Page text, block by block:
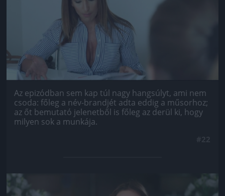
Az epizódban sem kap túl nagy hangsúlyt, ami nem
csoda: főleg a név-brandjét adta eddig a műsorhoz;
az őt bemutató jelenetből is főleg az derül ki, hogy
milyen sok a munkája.
Jön még kép!